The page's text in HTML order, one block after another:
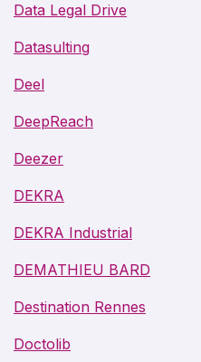
Data Legal Drive
Datasulting
Deel
DeepReach
Deezer
DEKRA
DEKRA Industrial
DEMATHIEU BARD
Destination Rennes
Doctolib